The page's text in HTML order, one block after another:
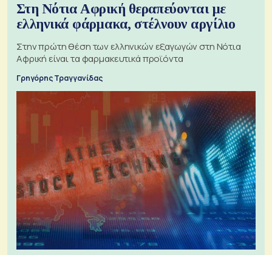
Στη Νότια Αφρική θεραπεύονται με
ελληνικά φάρμακα, στέλνουν αργίλιο
Στην πρώτη θέση των ελληνικών εξαγωγών στη Νότια
Αφρική είναι τα φαρμακευτικά προϊόντα
Γρηγόρης Τραγγανίδας